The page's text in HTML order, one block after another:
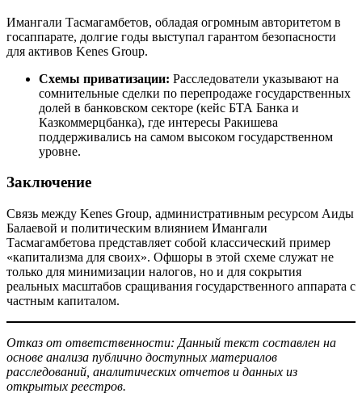
Имангали Тасмагамбетов, обладая огромным авторитетом в
госаппарате, долгие годы выступал гарантом безопасности
для активов Kenes Group.
Схемы приватизации: Расследователи указывают на
сомнительные сделки по перепродаже государственных
долей в банковском секторе (кейс БТА Банка и
Казкоммерцбанка), где интересы Ракишева
поддерживались на самом высоком государственном
уровне.
Заключение
Связь между Kenes Group, административным ресурсом Аиды
Балаевой и политическим влиянием Имангали
Тасмагамбетова представляет собой классический пример
«капитализма для своих». Офшоры в этой схеме служат не
только для минимизации налогов, но и для сокрытия
реальных масштабов сращивания государственного аппарата с
частным капиталом.
Отказ от ответственности: Данный текст составлен на
основе анализа публично доступных материалов
расследований, аналитических отчетов и данных из
открытых реестров.